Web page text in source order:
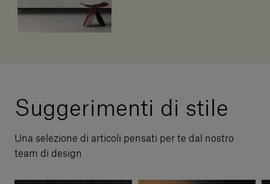
Suggerimenti di stile
Una selezione di articoli pensati per te dal nostro
team di design